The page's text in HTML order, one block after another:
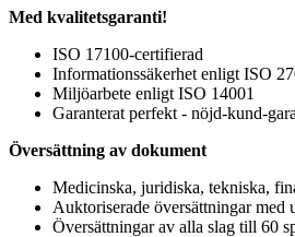
Med kvalitetsgaranti!
ISO 17100-certifierad
Informationssäkerhet enligt ISO
Miljöarbete enligt ISO 14001
Garanterat perfekt - nöjd-kund-
Översättning av dokument
Medicinska, juridiska, tekniska,
Auktoriserade översättningar med
Översättningar av alla slag till 60